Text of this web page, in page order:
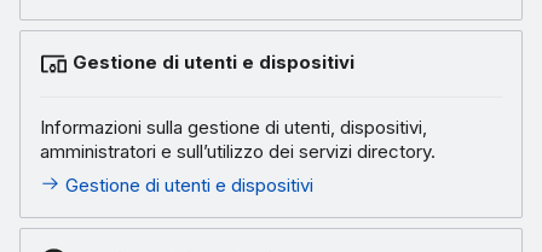
Gestione di utenti e dispositivi
Informazioni sulla gestione di utenti, dispositivi,
amministratori e sull’utilizzo dei servizi directory.
Gestione di utenti e dispositivi